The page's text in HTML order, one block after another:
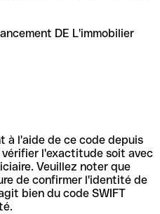
DE L'immobilier
à l'aide de ce code depuis
vérifier l'exactitude soit avec
Veuillez noter que
de confirmer l'identité de
bien du code SWIFT